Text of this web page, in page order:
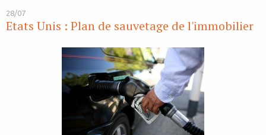
28/07
Etats Unis : Plan de sauvetage de l'immobilier